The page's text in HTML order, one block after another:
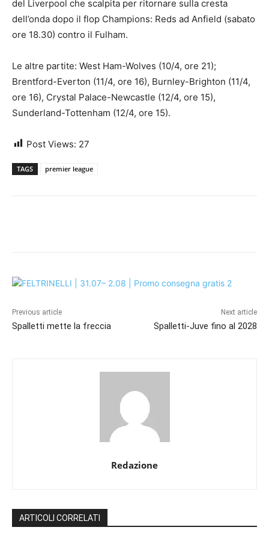
del Liverpool che scalpita per ritornare sulla cresta
dell’onda dopo il flop Champions: Reds ad Anfield (sabato
ore 18.30) contro il Fulham.
Le altre partite: West Ham-Wolves (10/4, ore 21);
Brentford-Everton (11/4, ore 16), Burnley-Brighton (11/4,
ore 16), Crystal Palace-Newcastle (12/4, ore 15),
Sunderland-Tottenham (12/4, ore 15).
Post Views: 27
TAGS premier league
Previous article
Spalletti mette la freccia
Next article
Spalletti-Juve fino al 2028
Redazione
ARTICOLI CORRELATI